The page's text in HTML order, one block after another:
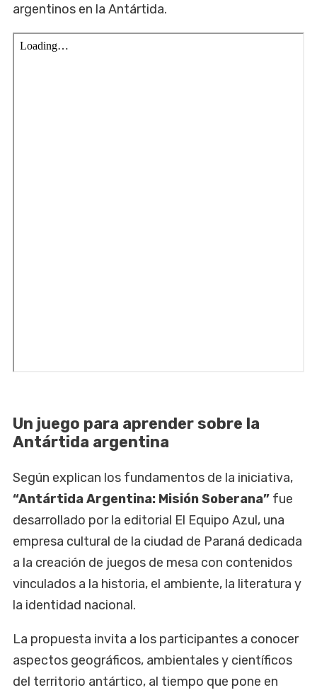
argentinos en la Antártida.
Un juego para aprender sobre la
Antártida argentina
Según explican los fundamentos de la iniciativa,
“Antártida Argentina: Misión Soberana” fue
desarrollado por la editorial El Equipo Azul, una
empresa cultural de la ciudad de Paraná dedicada
a la creación de juegos de mesa con contenidos
vinculados a la historia, el ambiente, la literatura y
la identidad nacional.
La propuesta invita a los participantes a conocer
aspectos geográficos, ambientales y científicos
del territorio antártico, al tiempo que pone en